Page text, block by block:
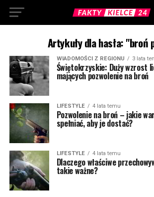
Artykuły dla hasła: "broń
WIADOMOŚCI Z REGIONU 3 lata
Świętokrzyskie: Duży wzrost
mających pozwolenie na broń
LIFESTYLE 4 lata temu
Pozwolenie na broń – jakie
spełniać, aby je dostać?
LIFESTYLE 4 lata temu
Dlaczego właściwe
takie ważne?